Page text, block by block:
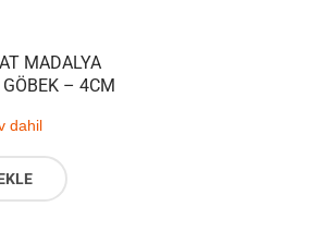
MADALYA
– 4CM
dahil